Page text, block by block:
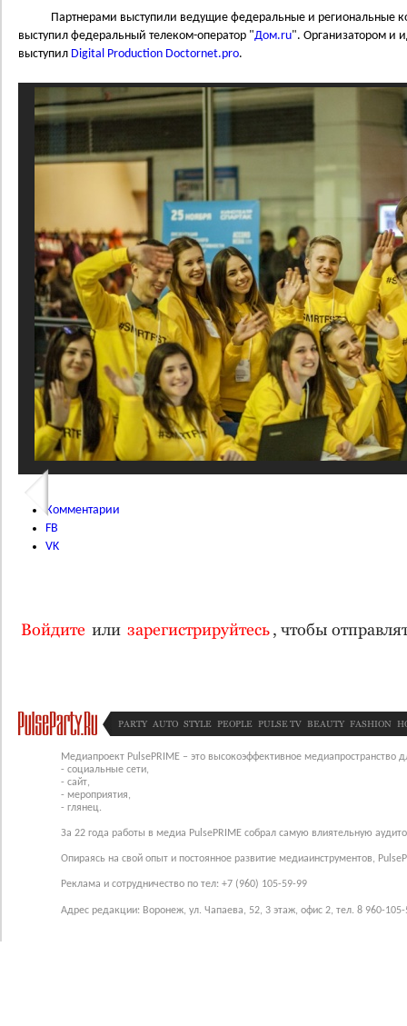
Партнерами выступили ведущие федеральные и региональные
выступил федеральный телеком-оператор "Дом.ru". Организатором и
выступил Digital Production Doctornet.pro.
Комментарии
FB
VK
Войдите или зарегистрируйтесь, чтобы
PARTY AUTO STYLE PEOPLE PULSE TV BEAUTY FASHION
Медиапроект PulsePRIME – это высокоэффективное медиапространство
- социальные сети,
- сайт,
- мероприятия,
- глянец.
За 22 года работы в медиа PulsePRIME собрал самую влиятельную
Опираясь на свой опыт и постоянное развитие медиаинструментов,
Реклама и сотрудничество по тел: +7 (960) 105-59-99
Адрес редакции: Воронеж, ул. Чапаева, 52, 3 этаж, офис 2, тел. 8 960-